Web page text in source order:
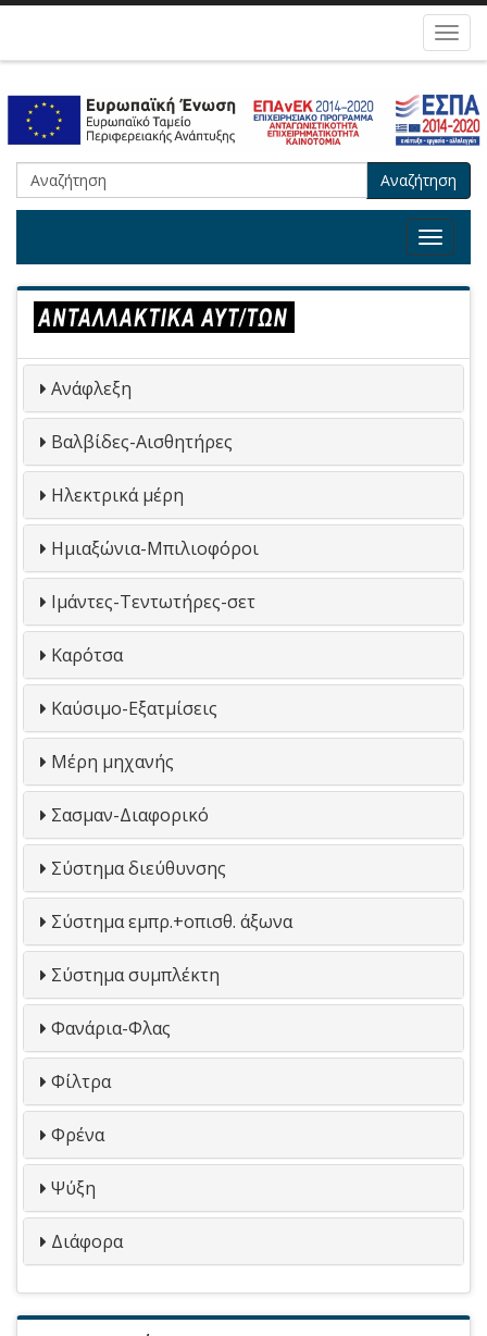
Αναζήτηση
Toggle
Ανάφλεξη
Βαλβίδες-Αισθητήρες
Ηλεκτρικά μέρη
Ημιαξώνια-Μπιλιοφόροι
Ιμάντες-Τεντωτήρες-σετ
Καρότσα
Καύσιμο-Εξατμίσεις
Μέρη μηχανής
Σασμαν-Διαφορικό
Σύστημα διεύθυνσης
Σύστημα εμπρ.+οπισθ. άξωνα
Σύστημα συμπλέκτη
Φανάρια-Φλας
Φίλτρα
Φρένα
Ψύξη
Διάφορα